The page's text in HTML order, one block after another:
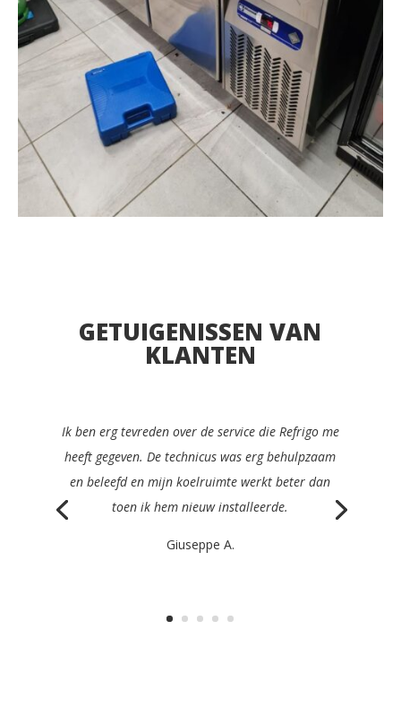
GETUIGENISSEN VAN
KLANTEN
Ik zou Refrigo met plezier aanbevelen aan elke
manager in de cateringsector. Ze waren snel,
duidelijk, efficiënt en erg vriendelijk en
repareerden mijn machine nog dezelfde dag.
Philippe K.